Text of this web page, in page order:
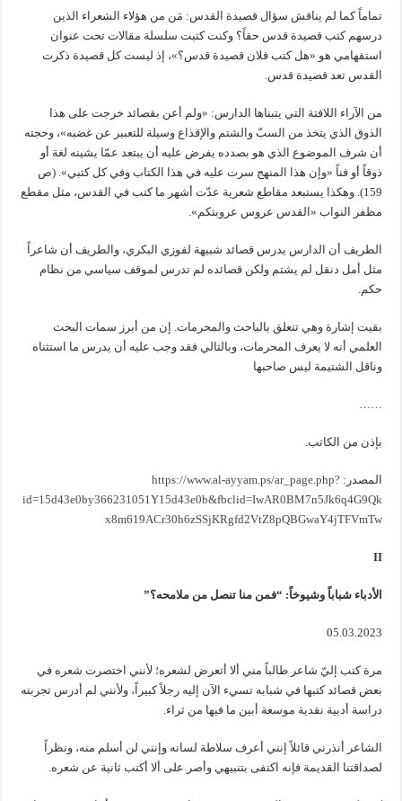
تماماً كما لم يناقش سؤال قصيدة القدس: مَن من هؤلاء الشعراء الذين
درسهم كتب قصيدة قدس حقاً؟ وكنت كتبت سلسلة مقالات تحت عنوان
استفهامي هو «هل كتب فلان قصيدة قدس؟»، إذ ليست كل قصيدة ذكرت
القدس تعد قصيدة قدس.
من الآراء اللافتة التي يتبناها الدارس: «ولم أعن بقصائد خرجت على هذا
الذوق الذي يتخذ من السبّ والشتم والإقذاع وسيلة للتعبير عن غضبه»، وحجته
أن شرف الموضوع الذي هو بصدده يفرض عليه أن يبتعد عمّا يشينه لغة أو
ذوقاً أو فناً «وإن هذا المنهج سرت عليه في هذا الكتاب وفي كل كتبي». (ص
159). وهكذا يستبعد مقاطع شعرية عدّت أشهر ما كتب في القدس، مثل مقطع
مظفر النواب «القدس عروس عروبتكم».
الطريف أن الدارس يدرس قصائد شبيهة لفوزي البكري، والطريف أن شاعراً
مثل أمل دنقل لم يشتم ولكن قصائده لم تدرس لموقف سياسي من نظام
حكم.
بقيت إشارة وهي تتعلق بالباحث والمحرمات. إن من أبرز سمات البحث
العلمي أنه لا يعرف المحرمات، وبالتالي فقد وجب عليه أن يدرس ما استثناه
وناقل الشتيمة ليس صاحبها
……
بإذن من الكاتب.
المصدر:https://www.al-ayyam.ps/ar_page.php?
id=15d43e0by366231051Y15d43e0b&fbclid=IwAR0BM7n5Jk6q4G9Qk
x8m619ACr30h6zSSjKRgfd2VtZ8pQBGwaY4jTFVmTw
II
الأدباء شباباً وشيوخاً: “فمن منا تنصل من ملامحه؟”
05.03.2023
مرة كتب إليّ شاعر طالباً مني ألا أتعرض لشعره؛ لأنني اختصرت شعره في
بعض قصائد كتبها في شبابه تسيء الآن إليه رجلاً كبيراً، ولأنني لم أدرس تجربته
دراسة أدبية نقدية موسعة أبين ما فيها من ثراء.
الشاعر أنذرني قائلاً إنني أعرف سلاطة لسانه وإنني لن أسلم منه، ونظراً
لصداقتنا القديمة فإنه اكتفى بتنبيهي وأصر على ألا أكتب ثانية عن شعره.